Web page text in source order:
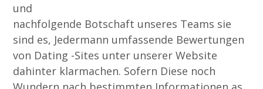
und
nachfolgende Botschaft unseres Teams sie
sind es, Jedermann umfassende Bewertungen
von Dating -Sites unter unserer Website
dahinter klarmachen. Sofern Diese noch